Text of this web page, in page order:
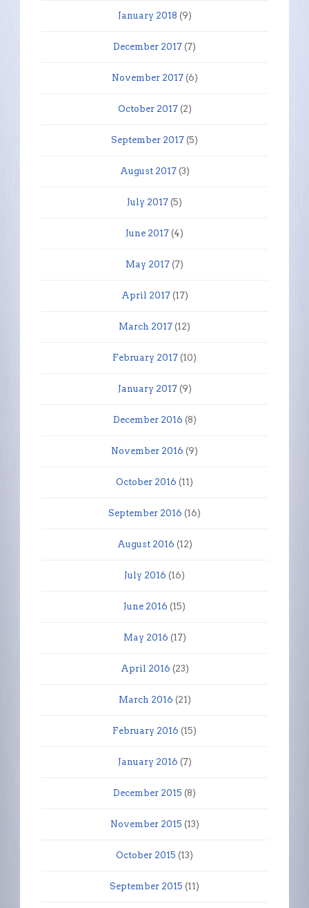
January 2018 (9)
December 2017 (7)
November 2017(6)
October 2017(2)
September 2017 (5)
August 2017(3)
July 2017 (5)
June 2017 (4)
May 2017 (7)
April 2017(17)
March 2017 (12)
February 2017 (10)
January 2017(9)
December 2016 (8)
November 2016 (9)
October 2016 (11)
September 2016 (16)
August 2016 (12)
July 2016 (16)
June 2016 (15)
May 2016 (17)
April 2016 (23)
March 2016 (21)
February 2016 (15)
January 2016 (7)
December 2015 (8)
November 2015 (13)
October 2015 (13)
September 2015 (11)